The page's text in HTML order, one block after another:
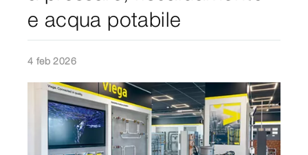
e acqua potabile
4 feb 2026